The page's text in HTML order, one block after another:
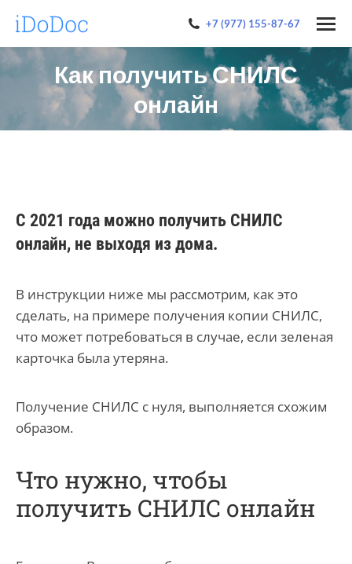
+7 (977) 155-87-67
Как получить СНИЛС
онлайн
С 2021 года можно получить СНИЛС
онлайн, не выходя из дома.
В инструкции ниже мы рассмотрим, как это
сделать, на примере получения копии СНИЛС,
что может потребоваться в случае, если зеленая
карточка была утеряна.
Получение СНИЛС с нуля, выполняется схожим
образом.
Что нужно, чтобы
получить СНИЛС онлайн